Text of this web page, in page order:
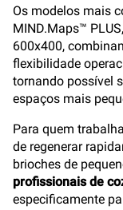
Os modelos mais
MIND.Maps™
600x400,
flexibilidade
tornando possível
espaços mais
Para quem
de regenerar
brioches de
profissionais de
especificamente